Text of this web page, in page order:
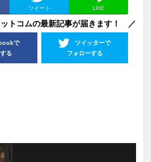
ツイート LINE
トコムの最新記事が届きます！ ／
ツイッターで
フォローする
で
る